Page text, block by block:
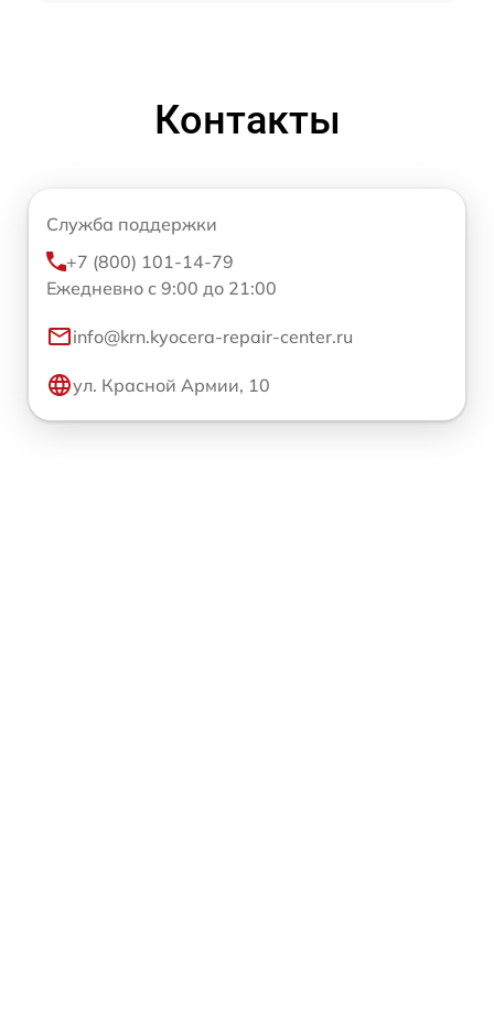
Контакты
Служба поддержки
+7 (800) 101-14-79
Ежедневно с 9:00 до 21:00
info@krn.kyocera-repair-center.ru
ул. Красной Армии, 10